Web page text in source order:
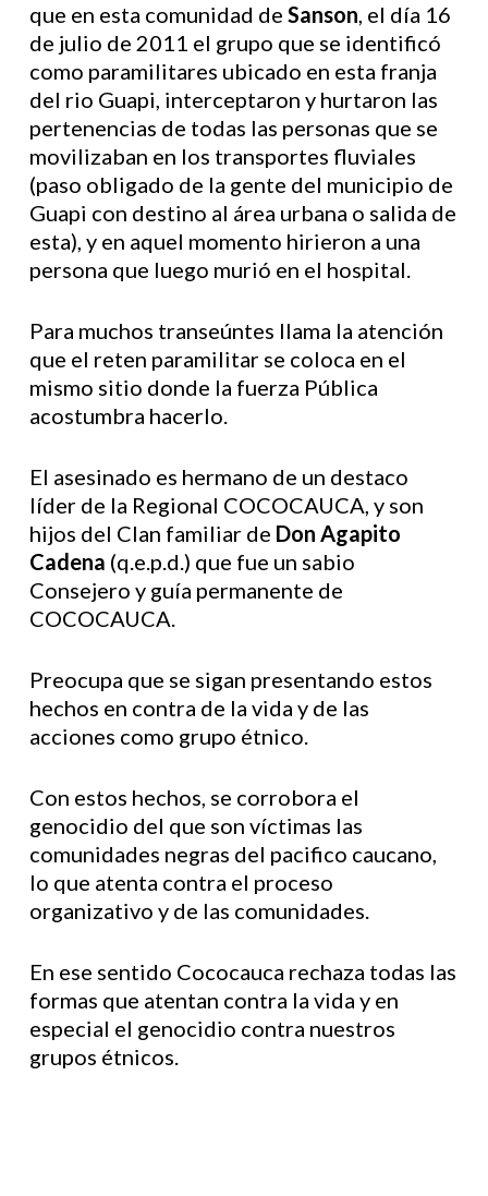
que en esta comunidad de Sanson, el día 16
de julio de 2011 el grupo que se identificó
como paramilitares ubicado en esta franja
del rio Guapi, interceptaron y hurtaron las
pertenencias de todas las personas que se
movilizaban en los transportes fluviales
(paso obligado de la gente del municipio de
Guapi con destino al área urbana o salida de
esta), y en aquel momento hirieron a una
persona que luego murió en el hospital.
Para muchos transeúntes llama la atención
que el reten paramilitar se coloca en el
mismo sitio donde la fuerza Pública
acostumbra hacerlo.
El asesinado es hermano de un destaco
líder de la Regional COCOCAUCA, y son
hijos del Clan familiar de Don Agapito
Cadena (q.e.p.d.) que fue un sabio
Consejero y guía permanente de
COCOCAUCA.
Preocupa que se sigan presentando estos
hechos en contra de la vida y de las
acciones como grupo étnico.
Con estos hechos, se corrobora el
genocidio del que son víctimas las
comunidades negras del pacifico caucano,
lo que atenta contra el proceso
organizativo y de las comunidades.
En ese sentido Cococauca rechaza todas las
formas que atentan contra la vida y en
especial el genocidio contra nuestros
grupos étnicos.